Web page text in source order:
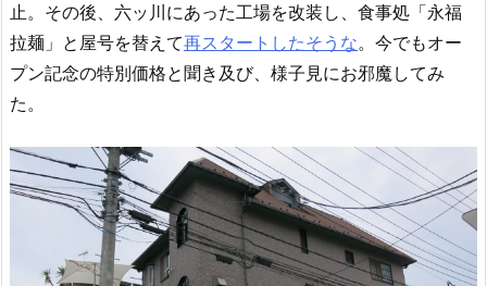
止。その後、六ッ川にあった工場を改装し、食事処「永福
拉麺」と屋号を替えて再スタートしたそうな。今でもオー
プン記念の特別価格と聞き及び、様子見にお邪魔してみ
た。